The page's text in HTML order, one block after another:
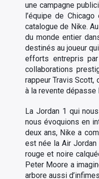
une campagne
l’équipe de
catalogue de Nike.
du monde entier
destinés au joueur
efforts entrepris
collaborations
rappeur Travis Scott,
à la revente dépasse
La Jordan 1 qui
nous évoquions en
deux ans, Nike a
est née la Air
rouge et noire
Peter Moore a
arbore aussi